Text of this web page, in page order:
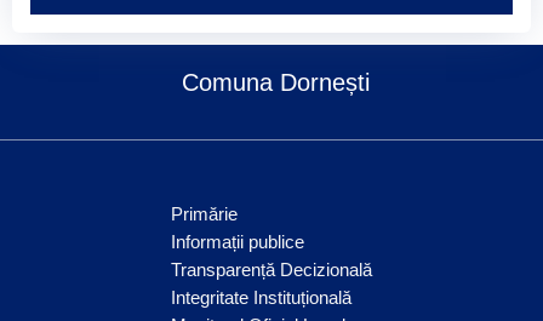
Comuna Dornești
Primărie
Informații publice
Transparență Decizională
Integritate Instituțională